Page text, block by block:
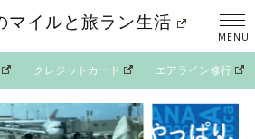
マイルと旅ラン生活
クレジットカード エアライン修行